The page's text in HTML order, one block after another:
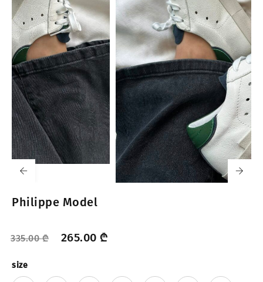
Philippe Model
335.00₾ 265.00 ₾
size